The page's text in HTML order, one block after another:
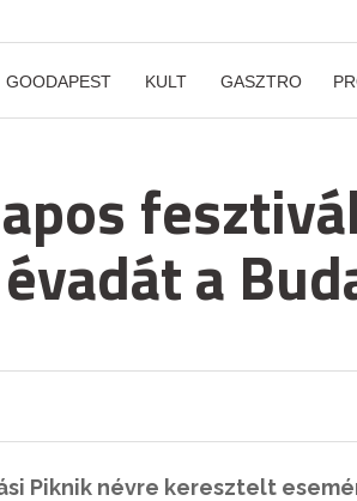
GOODAPEST KULT GASZTRO
a
Piknik névre keresztelt